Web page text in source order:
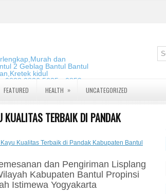
dan
2 Geblag Bantul Bantul
kidul
2826 5635 - 0859
FEATURED HEALTH » UNCATEGORIZED
KUALITAS TERBAIK DI PANDAK
Kualitas Terbaik di Pandak Kabupaten Bantul
dan Pengiriman Lisplang
Kabupaten Bantul Propinsi
Istimewa Yogyakarta